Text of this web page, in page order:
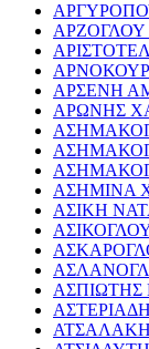
ΑΡΖΟΓΛΟΥ
ΑΡΣΕΝΗ
ΑΡΩΝΗΣ
ΑΣΗΜΙΝΑ
ΑΣΙΚΗ
ΑΣΠΙΩΤΗΣ